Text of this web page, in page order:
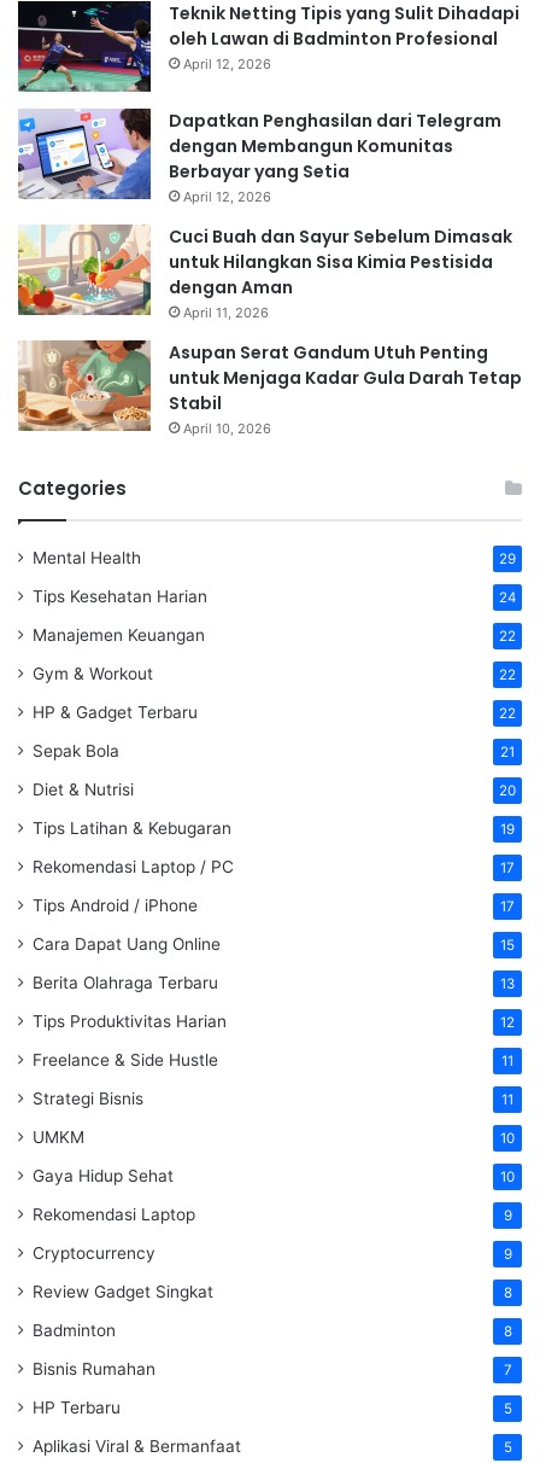
Teknik Netting Tipis yang Sulit Dihadapi
oleh Lawan di Badminton Profesional
April 12, 2026
Dapatkan Penghasilan dari Telegram
dengan Membangun Komunitas
Berbayar yang Setia
April 12, 2026
Cuci Buah dan Sayur Sebelum Dimasak
untuk Hilangkan Sisa Kimia Pestisida
dengan Aman
April 11, 2026
Asupan Serat Gandum Utuh Penting
untuk Menjaga Kadar Gula Darah Tetap
Stabil
April 10, 2026
Categories
Mental Health 29
Tips Kesehatan Harian 24
Manajemen Keuangan 22
Gym & Workout 22
HP & Gadget Terbaru 22
Sepak Bola 21
Diet & Nutrisi 20
Tips Latihan & Kebugaran 19
Rekomendasi Laptop / PC 17
Tips Android / iPhone 17
Cara Dapat Uang Online 15
Berita Olahraga Terbaru 13
Tips Produktivitas Harian 12
Freelance & Side Hustle 11
Strategi Bisnis 11
UMKM 10
Gaya Hidup Sehat 10
Rekomendasi Laptop 9
Cryptocurrency 9
Review Gadget Singkat 8
Badminton 8
Bisnis Rumahan 7
HP Terbaru 5
Aplikasi Viral & Bermanfaat 5